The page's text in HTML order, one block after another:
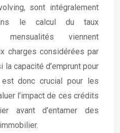
sont intégralement
le calcul du taux
mensualités viennent
charges considérées par
la capacité d’emprunt pour
donc crucial pour les
l’impact de ces crédits
avant d’entamer des